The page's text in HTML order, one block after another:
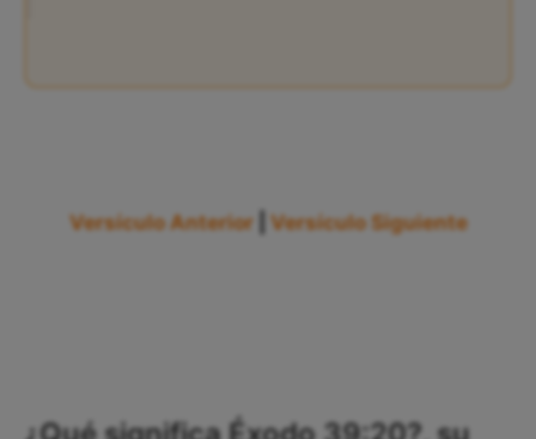
Versículo Anterior Versículo Siguiente